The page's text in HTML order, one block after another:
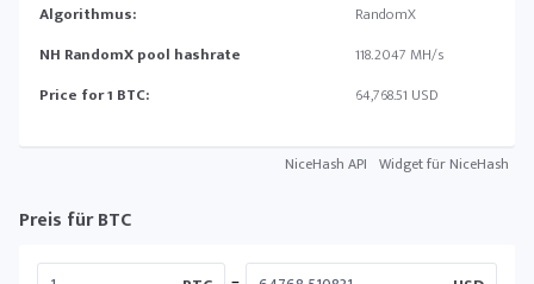
Algorithmus:
RandomX
NH RandomX pool hashrate
118.2047 MH/s
Price for 1 BTC:
64,768.51 USD
NiceHash API Widget für NiceHash
Preis für BTC